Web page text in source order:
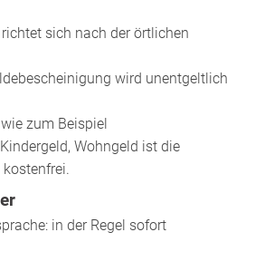
sich nach der örtlichen
wird unentgeltlich
zum Beispiel
Wohngeld ist die
in der Regel sofort